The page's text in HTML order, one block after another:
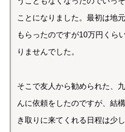
ことになりました。最初は地
もらったのですが10万円くら
りませんでした。
そこで友人から勧められた、
んに依頼をしたのですが、結
き取りに来てくれる日程は少